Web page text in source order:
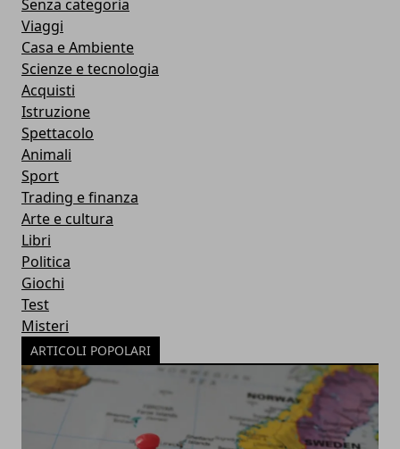
Senza categoria
Viaggi
Casa e Ambiente
Scienze e tecnologia
Acquisti
Istruzione
Spettacolo
Animali
Sport
Trading e finanza
Arte e cultura
Libri
Politica
Giochi
Test
Misteri
ARTICOLI POPOLARI